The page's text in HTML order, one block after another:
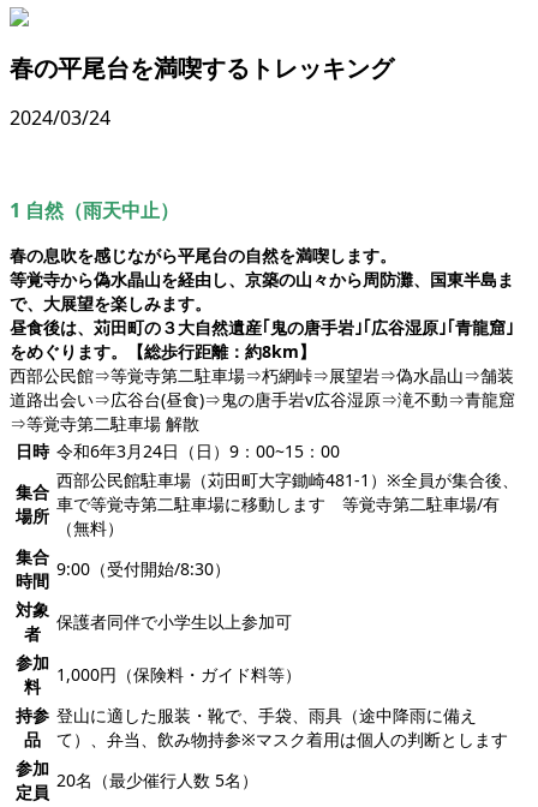
春の平尾台を満喫するトレッキング
2024/03/24
1 自然（雨天中止）
春の息吹を感じながら平尾台の自然を満喫します。
等覚寺から偽水晶山を経由し、京築の山々から周防灘、国東半島ま
で、大展望を楽しみます。
昼食後は、苅田町の３大自然遺産｢鬼の唐手岩｣｢広谷湿原｣｢青龍窟｣
をめぐります。【総歩行距離：約8km】
西部公民館⇒等覚寺第二駐車場⇒朽網峠⇒展望岩⇒偽水晶山⇒舗装
道路出会い⇒広谷台(昼食)⇒鬼の唐手岩v広谷湿原⇒滝不動⇒青龍窟
⇒等覚寺第二駐車場 解散
日時 令和6年3月24日（日）9：00~15：00
集合
場所
西部公民館駐車場（苅田町大字鋤崎481-1）※全員が集合後、
車で等覚寺第二駐車場に移動します 等覚寺第二駐車場/有
（無料）
集合
時間
9:00（受付開始/8:30）
対象
者
保護者同伴で小学生以上参加可
参加
料
1,000円（保険料・ガイド料等）
持参
品
登山に適した服装・靴で、手袋、雨具（途中降雨に備え
て）、弁当、飲み物持参※マスク着用は個人の判断とします
参加
定員
20名（最少催行人数 5名）